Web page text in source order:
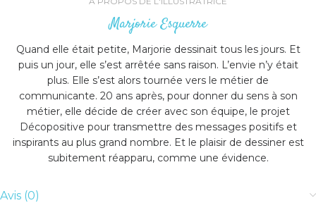
Marjorie Esquerre
Quand elle était petite, Marjorie dessinait tous les jours. Et
puis un jour, elle s’est arrêtée sans raison. L’envie n’y était
plus. Elle s’est alors tournée vers le métier de
communicante. 20 ans après, pour donner du sens à son
métier, elle décide de créer avec son équipe, le projet
Décopositive pour transmettre des messages positifs et
inspirants au plus grand nombre. Et le plaisir de dessiner est
subitement réapparu, comme une évidence.
Avis (0)